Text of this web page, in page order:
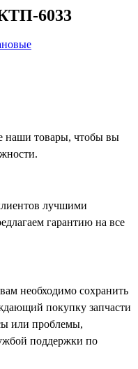
6033
наши товары, чтобы вы
лучшими
гарантию на все
необходимо сохранить
покупку запчасти
или проблемы,
поддержки по